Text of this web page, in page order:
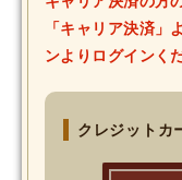
「キャリア決済」
ンよりログインく
クレジットカ
MOVIE